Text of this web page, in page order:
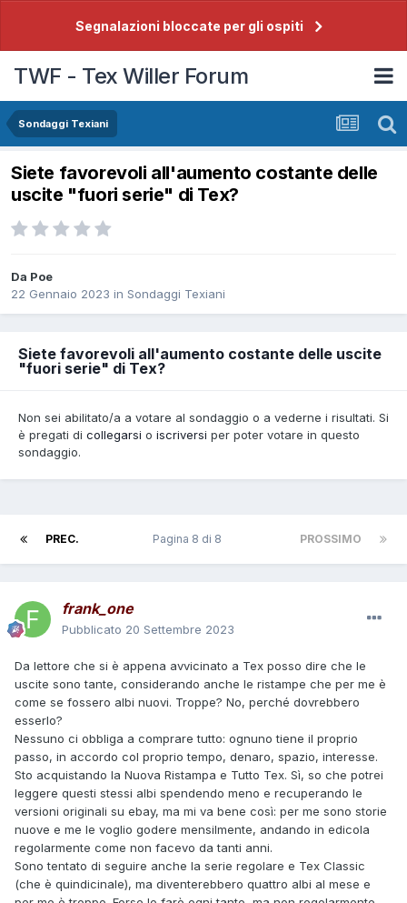
Segnalazioni bloccate per gli ospiti
TWF - Tex Willer Forum
Sondaggi Texiani
Siete favorevoli all'aumento costante delle
uscite "fuori serie" di Tex?
Da Poe
22 Gennaio 2023 in Sondaggi Texiani
Siete favorevoli all'aumento costante delle uscite
"fuori serie" di Tex?
Non sei abilitato/a a votare al sondaggio o a vederne i risultati. Si
è pregati di collegarsi o iscriversi per poter votare in questo
sondaggio.
PREC. PROSSIMO
Pagina 8 di 8
frank_one
Pubblicato 20 Settembre 2023
Da lettore che si è appena avvicinato a Tex posso dire che le
uscite sono tante, considerando anche le ristampe che per me è
come se fossero albi nuovi. Troppe? No, perché dovrebbero
esserlo?
Nessuno ci obbliga a comprare tutto: ognuno tiene il proprio
passo, in accordo col proprio tempo, denaro, spazio, interesse.
Sto acquistando la Nuova Ristampa e Tutto Tex. Sì, so che potrei
leggere questi stessi albi spendendo meno e recuperando le
versioni originali su ebay, ma mi va bene così: per me sono storie
nuove e me le voglio godere mensilmente, andando in edicola
regolarmente come non facevo da tanti anni.
Sono tentato di seguire anche la serie regolare e Tex Classic
(che è quindicinale), ma diventerebbero quattro albi al mese e